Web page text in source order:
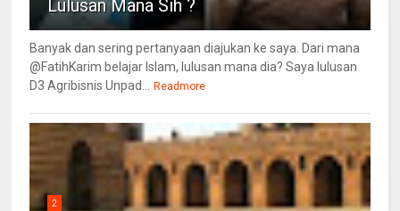
Lulusan Mana Sih ?
Banyak dan sering pertanyaan diajukan ke saya. Dari mana
@FatihKarim belajar Islam, lulusan mana dia? Saya lulusan
D3 Agribisnis Unpad...
Readmore
2